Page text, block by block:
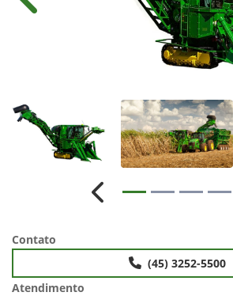
Anterior
Contato
(45) 3252-5500
Atendimento